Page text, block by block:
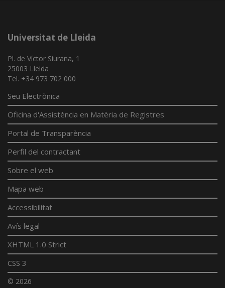
Universitat de Lleida
Pl. de Víctor Siurana, 1
25003 Lleida
Tel. +34 973 702 000
Seu Electrònica
Oficina d'Assistència en Matèria de Registres
Portal de Transparència
Perfil del contractant
Sobre el web
Mapa web
Accessibilitat
Avís legal
XHTML 1.0 Strict
CSS 3
© 2026